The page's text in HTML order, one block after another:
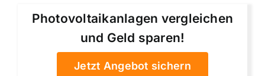
Photovoltaikanlagen vergleichen
und Geld sparen!
Jetzt Angebot sichern